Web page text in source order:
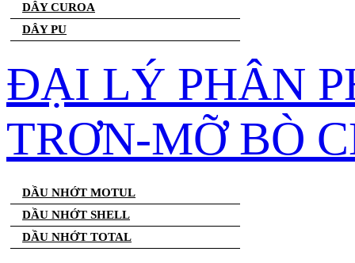
DÂY CUROA
DÂY PU
ĐẠI LÝ PHÂN
TRƠN-MỠ BÒ
DẦU NHỚT MOTUL
DẦU NHỚT SHELL
DẦU NHỚT TOTAL